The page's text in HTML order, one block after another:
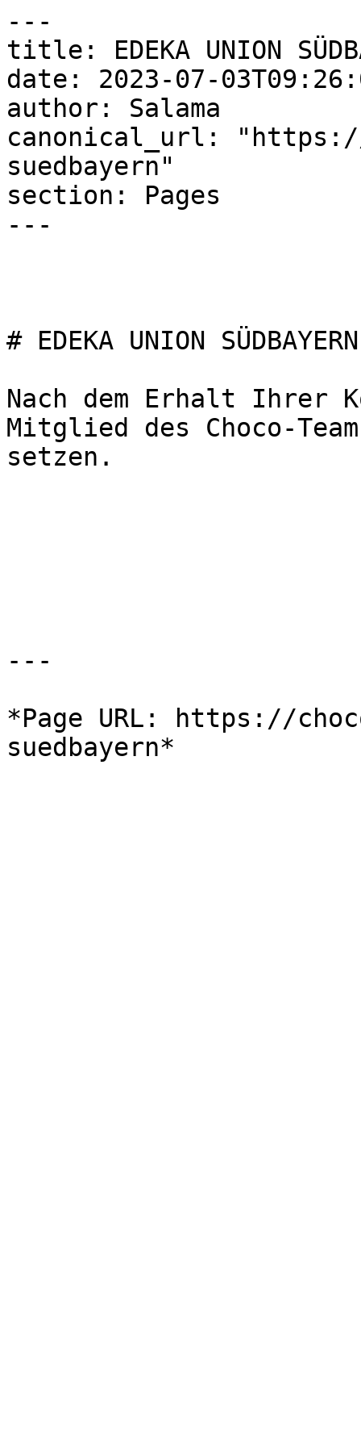
---
title: EDEKA UNION
date: 2023-07-
author: Salama
canonical_url: "https://
suedbayern"
section: Pages
---
# EDEKA UNION SÜDBAYERN
Nach dem Erhalt Ihrer
Mitglied des Choco-
setzen.
---
*Page URL: https://